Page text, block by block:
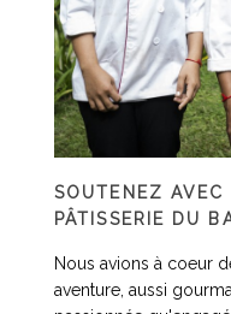
SOUTENEZ AVEC
PÂTISSERIE DU
Nous avions à coeur
aventure, aussi